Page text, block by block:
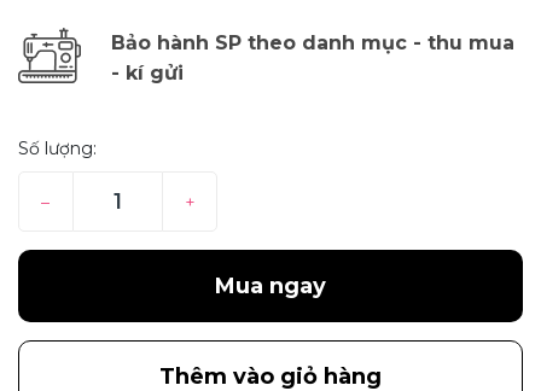
Bảo hành SP theo danh mục - thu mua
- kí gửi
Số lượng:
– +
Mua ngay
Thêm vào giỏ hàng